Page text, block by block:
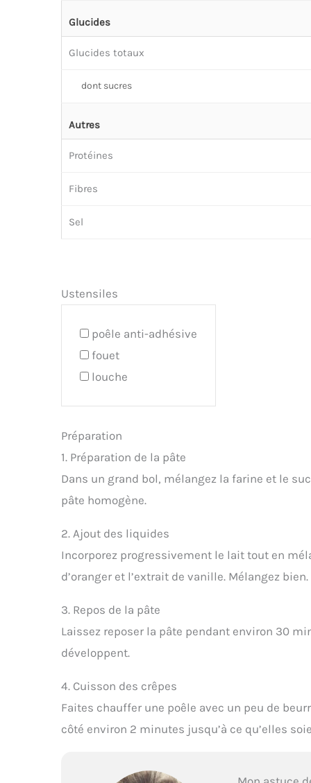
Glucides
Glucides totaux
dont sucres
Autres
Protéines
Fibres
Sel
Ustensiles
poêle anti-adhésive
fouet
louche
Préparation
1. Préparation de la pâte
Dans un grand bol, mélangez la farine et le
pâte homogène.
2. Ajout des liquides
Incorporez progressivement le lait tout en
d’oranger et l’extrait de vanille. Mélangez bien.
3. Repos de la pâte
Laissez reposer la pâte pendant environ 30
développent.
4. Cuisson des crêpes
Faites chauffer une poêle avec un peu de
côté environ 2 minutes jusqu’à ce qu’elles